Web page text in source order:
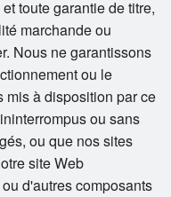
toute garantie de titre,
marchande ou
Nous ne garantissons
ou le
mis à disposition par ce
ou sans
ou que nos sites
site Web
d'autres composants